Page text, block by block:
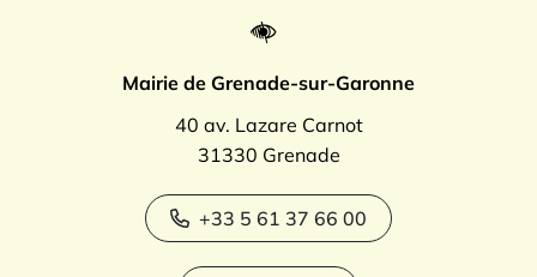
Mairie de Grenade-sur-Garonne
40 av. Lazare Carnot
31330 Grenade
+33 5 61 37 66 00